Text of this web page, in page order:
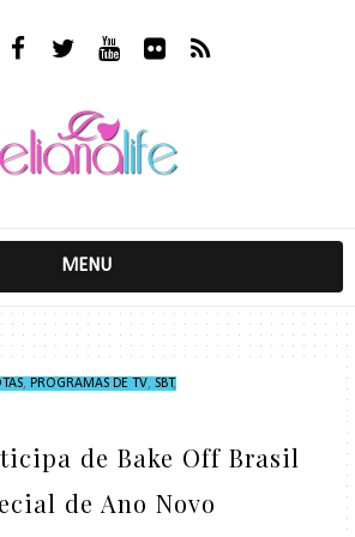
MENU
, PROGRAMAS DE TV, SBT,
de Bake Off Brasil
de Ano Novo